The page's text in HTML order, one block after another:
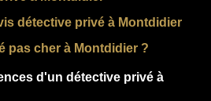
détective privé à Montdidier
pas cher à Montdidier ?
d'un détective privé à